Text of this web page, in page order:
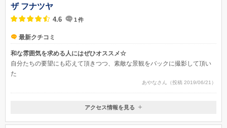
ザ フナツヤ
4.6 1 件
最新クチコミ
和な雰囲気を求める人にはぜひオススメ☆
自分たちの要望にも応えて頂きつつ、素敵な景観をバックに撮影して頂い
た
あやなさん（投稿 2019/06/21）
三重県桑名市船馬町30
アクセス情報を見る